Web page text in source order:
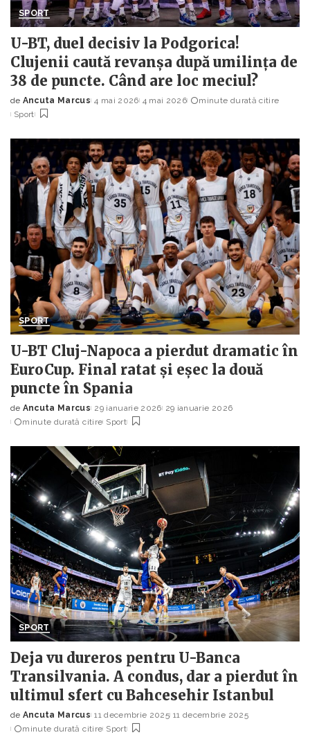
SPORT
U-BT, duel decisiv la Podgorica!
Clujenii caută revanșa după umilința de
38 de puncte. Când are loc meciul?
Posted
by
de Ancuta Marcus 4 mai 2026 4 mai 2026
minute durată citire
Sport
SPORT
U-BT Cluj-Napoca a pierdut dramatic în
EuroCup. Final ratat și eșec la două
puncte în Spania
Posted
by
de Ancuta Marcus 29 ianuarie 2026 29 ianuarie 2026
minute durată citire Sport
SPORT
Deja vu dureros pentru U-Banca
Transilvania. A condus, dar a pierdut în
ultimul sfert cu Bahcesehir Istanbul
Posted
by
de Ancuta Marcus 11 decembrie 2025 11 decembrie 2025
minute durată citire Sport